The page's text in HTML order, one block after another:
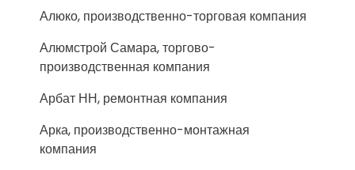
Алюко, производственно-торговая компания
Алюмстрой Самара, торгово-
производственная компания
Арбат НН, ремонтная компания
Арка, производственно-монтажная
компания